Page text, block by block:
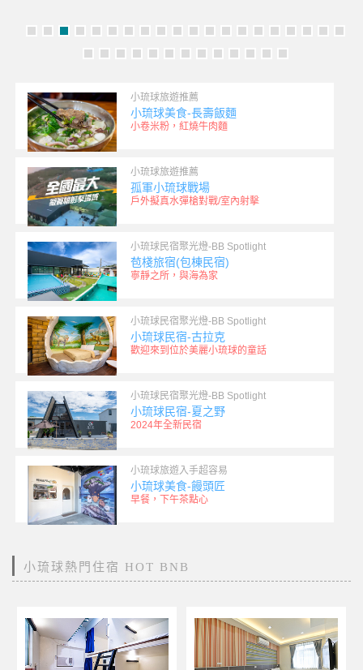
小琉球旅遊推薦
小琉球美食-長壽飯麵
小卷米粉，紅燒牛肉麵
小琉球旅遊推薦
孤軍小琉球戰場
戶外擬真水彈槍對戰/室內射擊
小琉球民宿聚光燈-BB Spotlight
苞棧旅宿(包棟民宿)
寧靜之所，與海為家
小琉球民宿聚光燈-BB Spotlight
小琉球民宿-古拉克
歡迎來到位於美麗小琉球的童話
小琉球民宿聚光燈-BB Spotlight
小琉球民宿-夏之野
2024年全新民宿
小琉球旅遊入手超容易
小琉球美食-饅頭匠
早餐，下午茶點心
小琉球熱門住宿 HOT BNB